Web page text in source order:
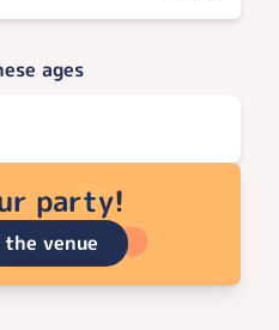
ages
party!
venue